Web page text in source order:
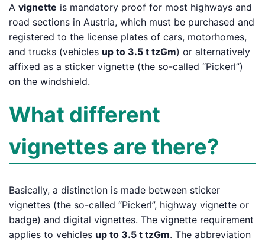
A vignette is mandatory proof for most highways and
road sections in Austria, which must be purchased and
registered to the license plates of cars, motorhomes,
and trucks (vehicles up to 3.5 t tzGm) or alternatively
affixed as a sticker vignette (the so-called “Pickerl”)
on the windshield.
What different
vignettes are there?
Basically, a distinction is made between sticker
vignettes (the so-called “Pickerl”, highway vignette or
badge) and digital vignettes. The vignette requirement
applies to vehicles up to 3.5 t tzGm. The abbreviation